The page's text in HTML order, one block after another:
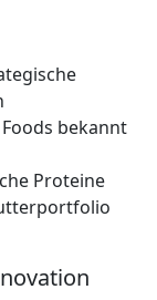
bekannt
Proteine